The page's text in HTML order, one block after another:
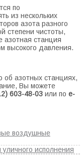
по
из нескольких
азота разного
степени чистоты,
азотная станция
высокого давления.
азотных станциях,
Вы можете
603-48-03 или по e-
воздушные
исполнения